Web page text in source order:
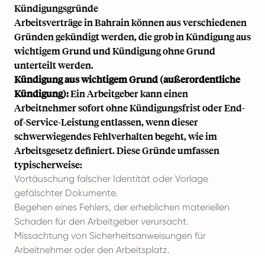
Kündigungsgründe
Arbeitsverträge in Bahrain können aus verschiedenen
Gründen gekündigt werden, die grob in Kündigung aus
wichtigem Grund und Kündigung ohne Grund
unterteilt werden.
Kündigung aus wichtigem Grund (außerordentliche
Kündigung):Ein Arbeitgeber kann einen
Arbeitnehmer sofort ohne Kündigungsfrist oder End-
of-Service-Leistung entlassen, wenn dieser
schwerwiegendes Fehlverhalten begeht, wie im
Arbeitsgesetz definiert. Diese Gründe umfassen
typischerweise:
Vortäuschung falscher Identität oder Vorlage
gefälschter Dokumente.
Begehen eines Fehlers, der erheblichen materiellen
Schaden für den Arbeitgeber verursacht.
Missachtung von Sicherheitsanweisungen für
Arbeitnehmer oder den Arbeitsplatz.